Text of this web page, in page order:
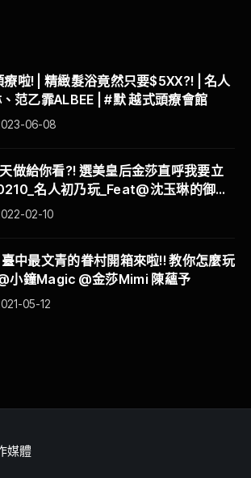
療啦! | 精緻髮浴竟然只要$5XX?! | 名人
范乙霏ALBEE | #默 越式頭療會館
06-08
做給你看?! 選美皇后金莎直呼我要立
名人初乃玩_Feat@沈玉琳的御琳
02-10
中最文青的眷村開箱來啦!! 教你怎麼玩
小鐘Magic​ @金莎Mimi 陳蘊予
05-12
媒體